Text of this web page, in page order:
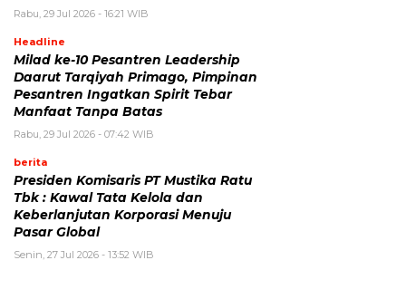
Rabu, 29 Jul 2026 - 16:21 WIB
Headline
Milad ke-10 Pesantren Leadership
Daarut Tarqiyah Primago, Pimpinan
Pesantren Ingatkan Spirit Tebar
Manfaat Tanpa Batas
Rabu, 29 Jul 2026 - 07:42 WIB
berita
Presiden Komisaris PT Mustika Ratu
Tbk : Kawal Tata Kelola dan
Keberlanjutan Korporasi Menuju
Pasar Global
Senin, 27 Jul 2026 - 13:52 WIB